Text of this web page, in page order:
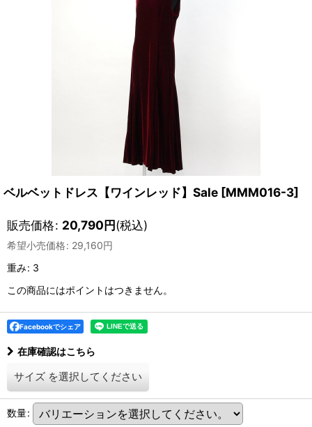
ベルベットドレス【ワインレッド】Sale [MMM016-3]
販売価格: 20,790円(税込)
希望小売価格: 29,160円
重み: 3
この商品にはポイントはつきません。
Facebookでシェア
在庫確認はこちら
サイズ を選択してください
数量: